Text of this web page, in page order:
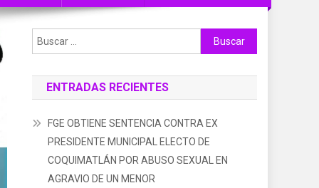
Buscar:
ENTRADAS RECIENTES
FGE OBTIENE SENTENCIA CONTRA EX
PRESIDENTE MUNICIPAL ELECTO DE
COQUIMATLÁN POR ABUSO SEXUAL EN
AGRAVIO DE UN MENOR